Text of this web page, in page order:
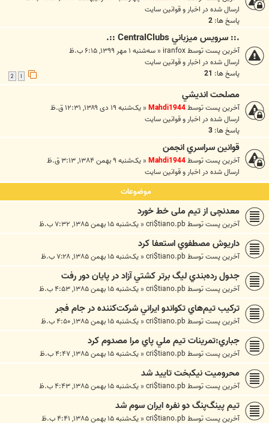
ارسال شده در اخبار و قوانين سايت
پاسخ ها: 2
.:: سرويس ميزباني CentralClubs ::.
آخرین پست توسطiranfox
« سه‌شنبه ۱ مهر ۱۳۹۹, ۶:۱۵ ب.ظ
ارسال شده در اخبار و قوانين سايت
پاسخ ها: 21
مصلحت انديشي
آخرین پست توسطMahdi1944
« یک‌شنبه ۱۹ دی ۱۳۸۹, ۱۲:۳۱ ق.ظ
ارسال شده در اخبار و قوانين سايت
پاسخ ها: 3
قوانين سراسري انجمن
آخرین پست توسطMahdi1944
« یک‌شنبه ۹ بهمن ۱۳۸۴, ۳:۱۳ ق.ظ
ارسال شده در اخبار و قوانين سايت
موضوعات
معدنچی از تيم ملی خط خورد
آخرین پست توسطcri$tiano.pb
« یک‌شنبه ۱۵ بهمن ۱۳۸۵, ۷:۳۲ ب.ظ
داريوش مصطفوي استعفا كرد
آخرین پست توسطcri$tiano.pb
« یک‌شنبه ۱۵ بهمن ۱۳۸۵, ۷:۲۸ ب.ظ
جدول رده‌بندي ليگ برتر كشتي آزاد در پايان دور رفت
آخرین پست توسطcri$tiano.pb
« یک‌شنبه ۱۵ بهمن ۱۳۸۵, ۴:۵۳ ب.ظ
تركيب تيم‌هاي تكواندو ايراني شركت‌كننده در جام فجر
آخرین پست توسطcri$tiano.pb
« یک‌شنبه ۱۵ بهمن ۱۳۸۵, ۴:۵۰ ب.ظ
جباري:تمرينات تيم ملي پاي مرا مصدوم کرد
آخرین پست توسطcri$tiano.pb
« یک‌شنبه ۱۵ بهمن ۱۳۸۵, ۴:۴۷ ب.ظ
محروميت نيكبخت تاييد شد
آخرین پست توسطcri$tiano.pb
« یک‌شنبه ۱۵ بهمن ۱۳۸۵, ۴:۴۳ ب.ظ
تيم پينگ‌پنگ دو نفره ايران سوم شد
آخرین پست توسطcri$tiano.pb
« یک‌شنبه ۱۵ بهمن ۱۳۸۵, ۴:۴۱ ب.ظ